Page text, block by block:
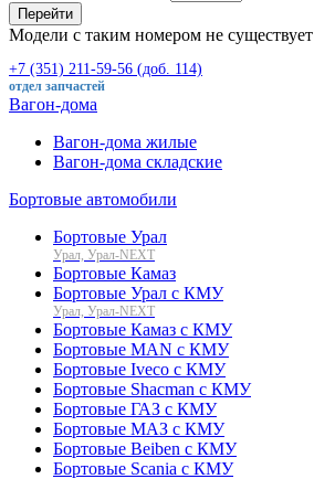
Перейти
Модели с таким номером не существует
+7 (351) 211-59-56 (доб. 114)
отдел запчастей
Вагон-дома
Вагон-дома жилые
Вагон-дома складские
Бортовые автомобили
Бортовые Урал
Урал, Урал-NEXT
Бортовые Камаз
Бортовые Урал с КМУ
Урал, Урал-NEXT
Бортовые Камаз с КМУ
Бортовые MAN с КМУ
Бортовые Iveco с КМУ
Бортовые Shacman с КМУ
Бортовые ГАЗ с КМУ
Бортовые МАЗ с КМУ
Бортовые Beiben с КМУ
Бортовые Scania с КМУ